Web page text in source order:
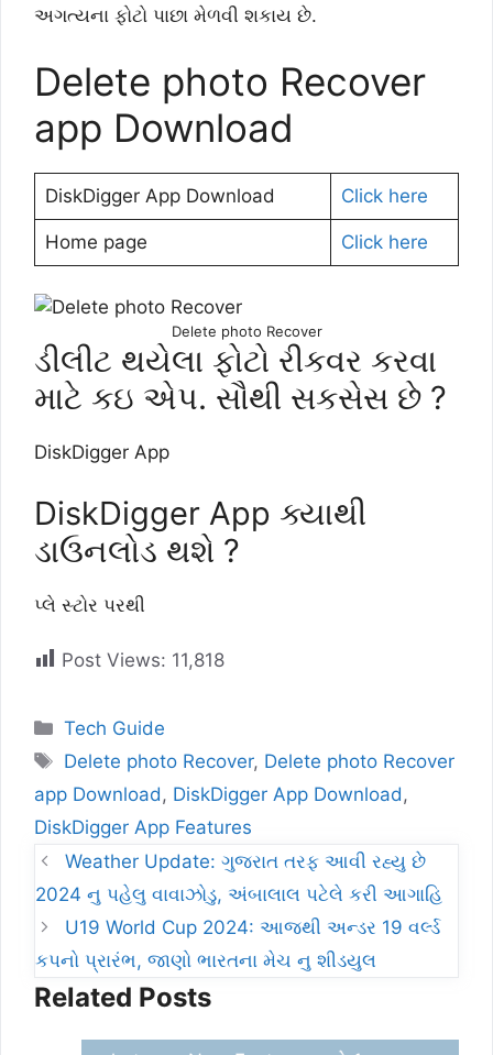
અગત્યના ફોટો પાછા મેળવી શકાય છે.
Delete photo Recover
app Download
DiskDigger App Download Click here
Home page Click here
Delete photo Recover
ડીલીટ થયેલા ફોટો રીકવર કરવા
માટે કઇ એપ. સૌથી સકસેસ છે ?
DiskDigger App
DiskDigger App ક્યાથી
ડાઉનલોડ થશે ?
પ્લે સ્ટોર પરથી
Post Views: 11,818
Categories
Tech Guide
Tags
Delete photo Recover, Delete photo Recover
app Download, DiskDigger App Download,
DiskDigger App Features
Weather Update: ગુજરાત તરફ આવી રહ્યુ છે
2024 નુ પહેલુ વાવાઝોડુ, અંબાલાલ પટેલે કરી આગાહિ
U19 World Cup 2024: આજથી અન્ડર 19 વર્લ્ડ
કપનો પ્રારંભ, જાણો ભારતના મેચ નુ શીડયુલ
Related Posts